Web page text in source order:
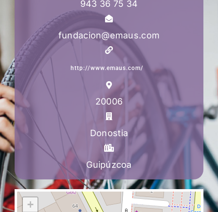
943 36 75 34
fundacion@emaus.com
http://www.emaus.com/
20006
Donostia
Guipúzcoa
+